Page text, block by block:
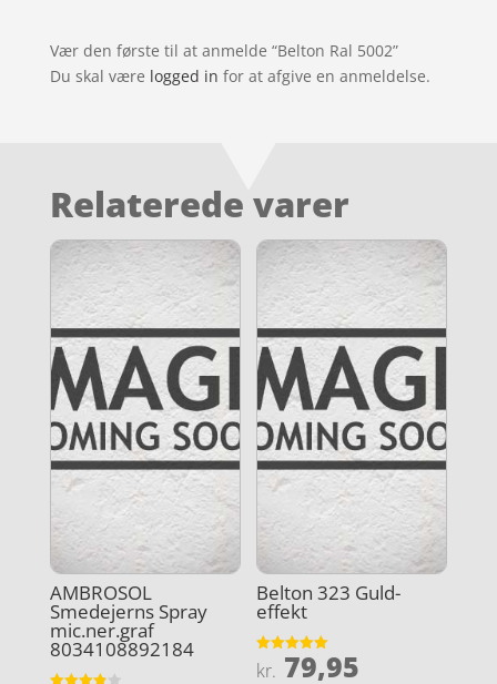
Vær den første til at anmelde “Belton Ral 5002”
Du skal være logged in for at afgive en anmeldelse.
Relaterede varer
AMBROSOL
Smedejerns Spray
mic.ner.graf
8034108892184
Belton 323 Guld-
effekt
Vurderet
5
kr. 79,95